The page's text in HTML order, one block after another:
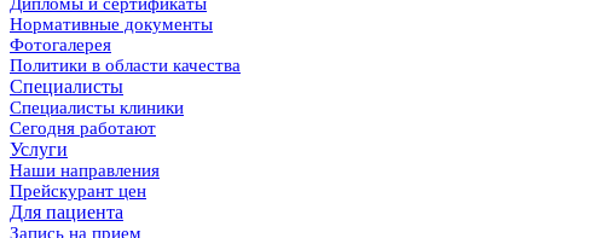
Нормативные документы
Фотогалерея
Политики в области качества
Специалисты
Специалисты клиники
Сегодня работают
Услуги
Наши направления
Прейскурант цен
Для пациента
Запись на прием